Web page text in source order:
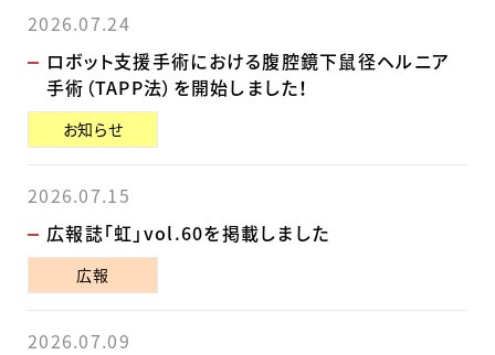
2026.07.24
ロボット支援手術における腹腔鏡下鼠径ヘルニア
手術（TAPP法）を開始しました！
お知らせ
2026.07.15
広報誌「虹」vol.60を掲載しました
広報
2026.07.09